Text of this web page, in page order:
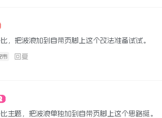
，把波浪加到自带页脚上这个改法准备试试。
市 回复
主题，把波浪单独加到自带页脚上这个思路挺。